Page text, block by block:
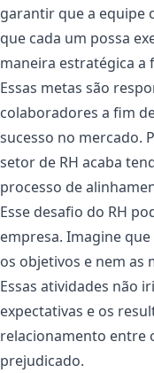
garantir que a equipe
que cada um possa
maneira estratégica a
Essas metas são
colaboradores a fim
sucesso no mercado.
setor de RH acaba
processo de
Esse desafio do RH
empresa. Imagine
os objetivos e nem as
Essas atividades não
expectativas e os
relacionamento entre
prejudicado.